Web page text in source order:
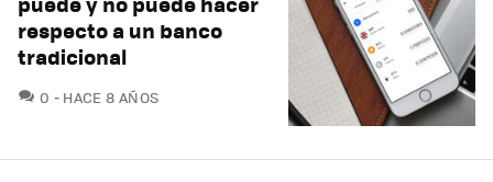
respecto a un banco
tradicional
0 COMENTARIOS
HACE 8 AÑOS